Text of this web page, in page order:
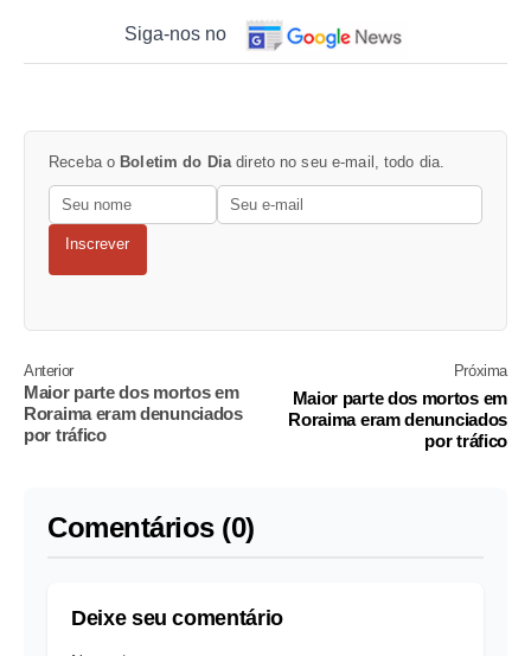
Siga-nos no
Receba o Boletim do Dia direto no seu e-mail, todo dia.
Inscrever
Anterior
Maior parte dos mortos em
Roraima eram denunciados
por tráfico
Próxima
Maior parte dos mortos em
Roraima eram denunciados
por tráfico
Comentários (0)
Deixe seu comentário